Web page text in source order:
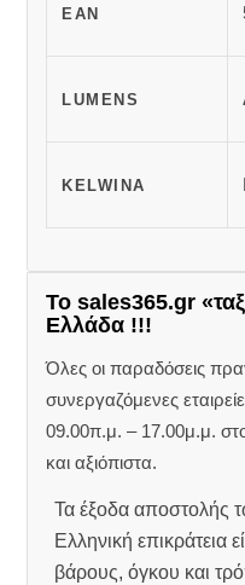
EAN
LUMENS
KELWINA
Το sales365.gr
Ελλάδα !!!
Όλες οι παραδόσεις
συνεργαζόμενες
09.00π.μ. – 17.00μ.μ.
και αξιόπιστα.
Τα έξοδα αποστολής
Ελληνική επικράτεια
βάρους, όγκου και